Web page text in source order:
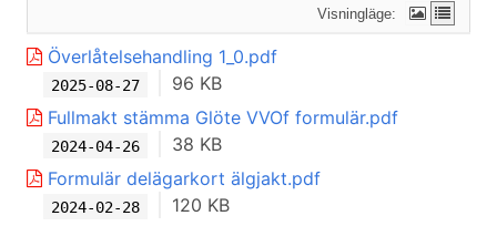
Visningläge:
Överlåtelsehandling 1_0.pdf
2025-08-27
96 KB
Fullmakt stämma Glöte VVOf formulär.pdf
2024-04-26
38 KB
Formulär delägarkort älgjakt.pdf
2024-02-28
120 KB